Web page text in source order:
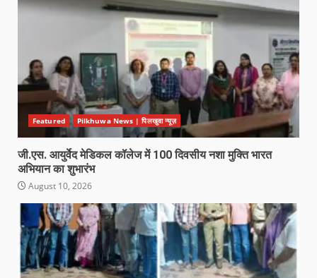
Featured Pilkhuwa News | पिलखुवा न्यूज़
जी.एस. आयुर्वेद मेडिकल कॉलेज में 100 दिवसीय नशा मुक्ति भारत
अभियान का शुभारंभ
August 10, 2026